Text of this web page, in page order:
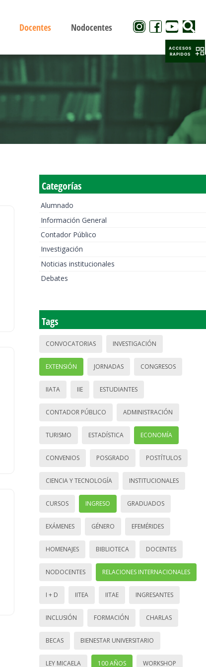
Docentes Nodocentes
Categorías
Alumnado
Información General
Contador Público
Investigación
Noticias institucionales
Debates
Tags
CONVOCATORIAS INVESTIGACIÓN
EXTENSIÓN JORNADAS CONGRESOS
IIATA IIE ESTUDIANTES
CONTADOR PÚBLICO ADMINISTRACIÓN
TURISMO ESTADÍSTICA ECONOMÍA
CONVENIOS POSGRADO POSTÍTULOS
CIENCIA Y TECNOLOGÍA INSTITUCIONALES
CURSOS INGRESO GRADUADOS
EXÁMENES GÉNERO EFEMÉRIDES
HOMENAJES BIBLIOTECA DOCENTES
NODOCENTES RELACIONES INTERNACIONALES
I + D IITEA IITAE INGRESANTES
INCLUSIÓN FORMACIÓN CHARLAS
BECAS BIENESTAR UNIVERSITARIO
LEY MICAELA 100 AÑOS WORKSHOP
ACCESOS
RAPIDOS